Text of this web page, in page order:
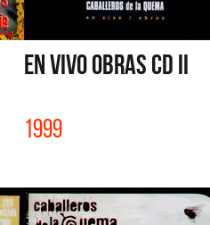
EN VIVO OBRAS CD II
1999